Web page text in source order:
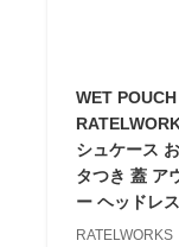
WET
シュケース
タつき 蓋 ア
ー ヘッドレ
RATELWORKS